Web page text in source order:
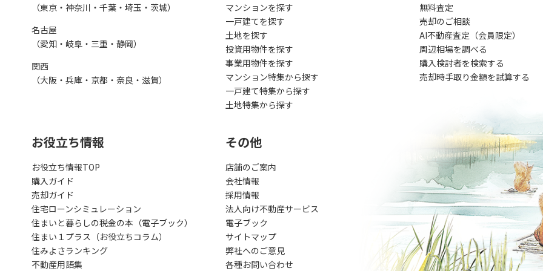
（東京・神奈川・千葉・埼玉・茨城）
名古屋
（愛知・岐阜・三重・静岡）
関西
（大阪・兵庫・京都・奈良・滋賀）
マンションを探す
一戸建てを探す
土地を探す
投資用物件を探す
事業用物件を探す
マンション特集から探す
一戸建て特集から探す
土地特集から探す
無料査定
売却のご相談
AI不動産査定（会員限定）
周辺相場を調べる
購入検討者を検索する
売却時手取り金額を試算する
お役立ち情報
お役立ち情報TOP
購入ガイド
売却ガイド
住宅ローンシミュレーション
住まいと暮らしの税金の本（電子ブック）
住まい１プラス（お役立ちコラム）
住みよさランキング
不動産用語集
その他
店舗のご案内
会社情報
採用情報
法人向け不動産サービス
電子ブック
サイトマップ
弊社へのご意見
各種お問い合わせ